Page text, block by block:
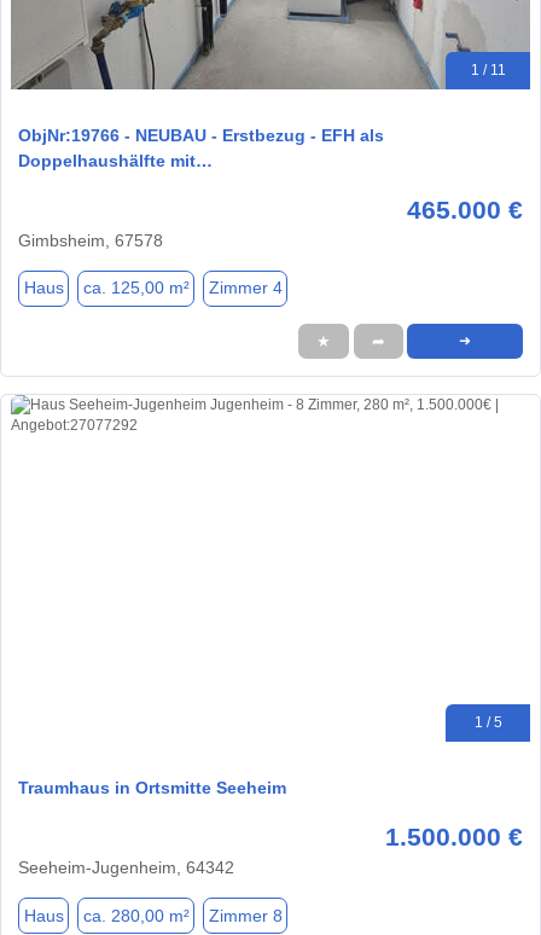
1 / 11
ObjNr:19766 - NEUBAU - Erstbezug - EFH als
Doppelhaushälfte mit…
465.000 €
Gimbsheim, 67578
Haus ca. 125,00 m² Zimmer 4
★ ➦ ➜
1 / 5
Traumhaus in Ortsmitte Seeheim
1.500.000 €
Seeheim-Jugenheim, 64342
Haus ca. 280,00 m² Zimmer 8